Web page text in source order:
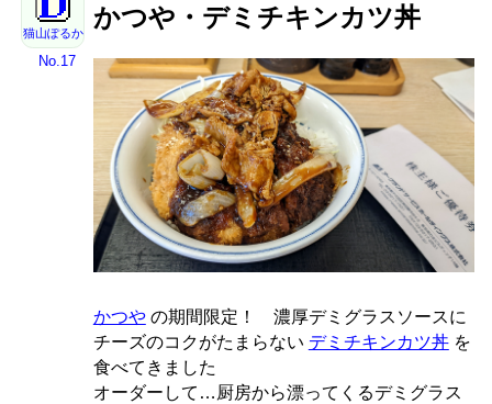
猫山ぽるか
No.17
かつや・デミチキンカツ丼
かつやの期間限定！ 濃厚デミグラスソースに
チーズのコクがたまらない デミチキンカツ丼を
食べてきました
オーダーして…厨房から漂ってくるデミグラス